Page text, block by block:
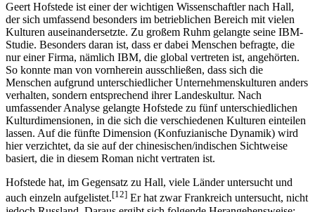
Geert Hofstede ist einer der wichtigen Wissenschaftler nach Hall,
der sich umfassend besonders im betrieblichen Bereich mit vielen
Kulturen auseinandersetzte. Zu großem Ruhm gelangte seine IBM-
Studie. Besonders daran ist, dass er dabei Menschen befragte, die
nur einer Firma, nämlich IBM, die global vertreten ist, angehörten.
So konnte man von vornherein ausschließen, dass sich die
Menschen aufgrund unterschiedlicher Unternehmenskulturen anders
verhalten, sondern entsprechend ihrer Landeskultur. Nach
umfassender Analyse gelangte Hofstede zu fünf unterschiedlichen
Kulturdimensionen, in die sich die verschiedenen Kulturen einteilen
lassen. Auf die fünfte Dimension (Konfuzianische Dynamik) wird
hier verzichtet, da sie auf der chinesischen/indischen Sichtweise
basiert, die in diesem Roman nicht vertraten ist.
Hofstede hat, im Gegensatz zu Hall, viele Länder untersucht und
auch einzeln aufgelistet.[12] Er hat zwar Frankreich untersucht, nicht